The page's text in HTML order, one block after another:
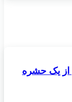
از یک حشره